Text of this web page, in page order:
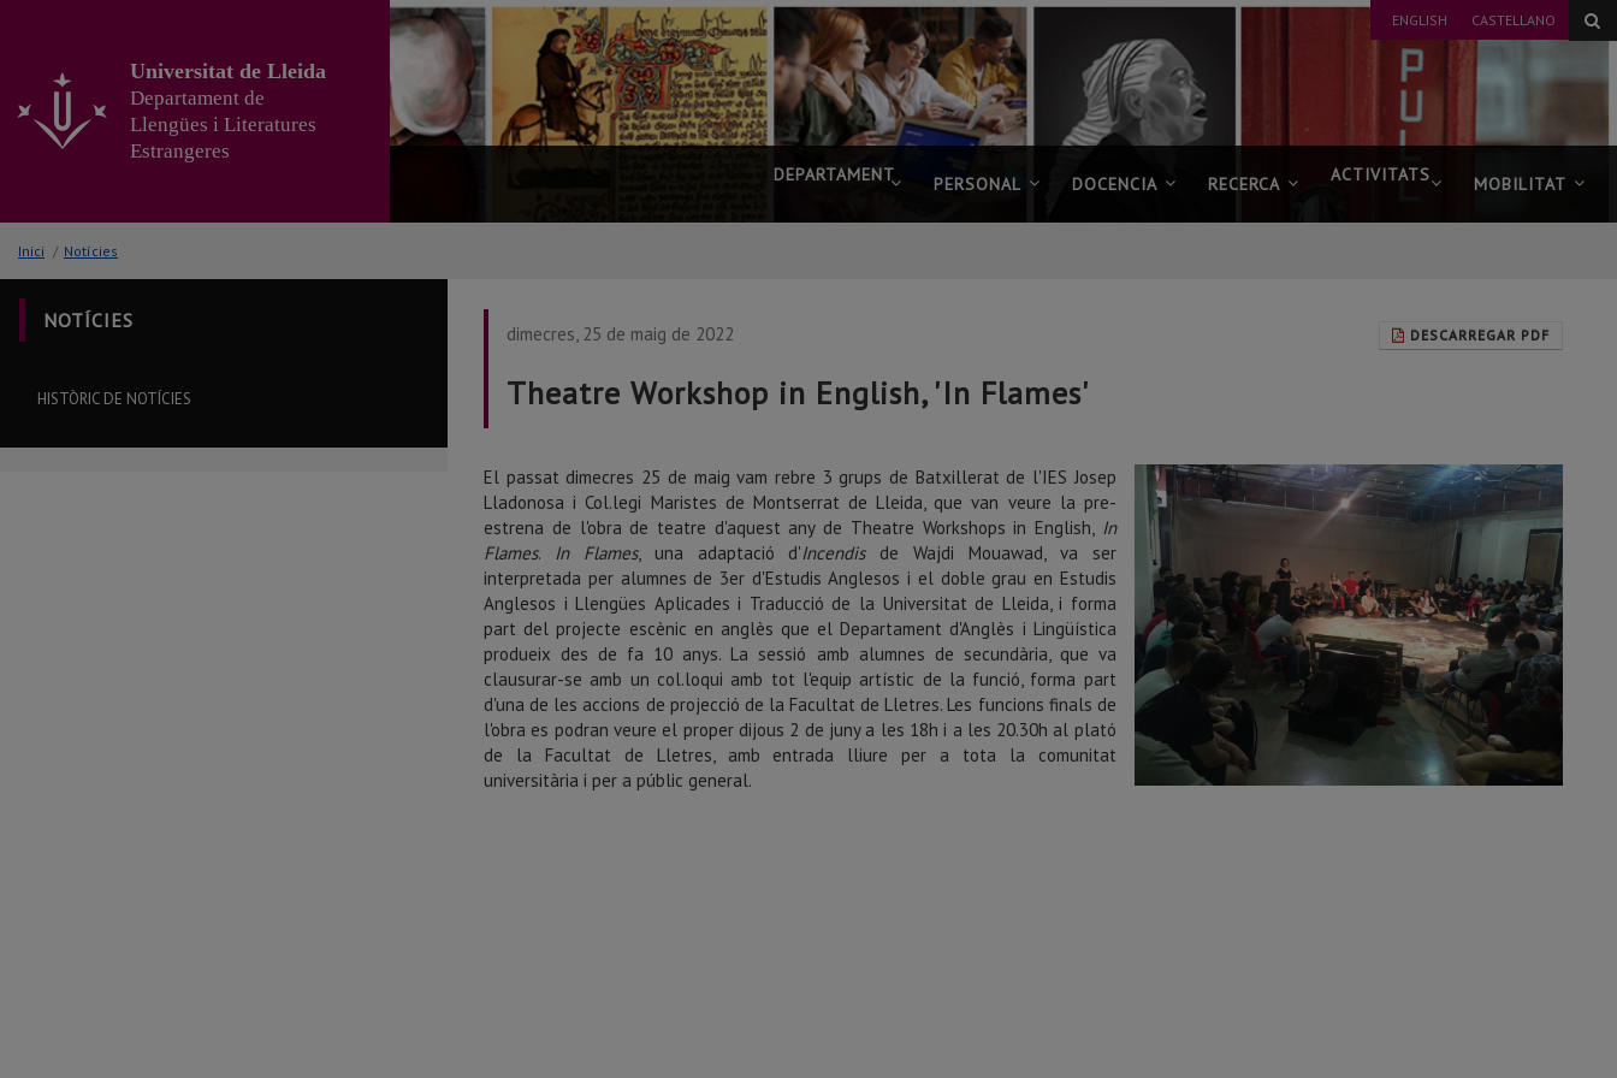
principal
ENGLISH CASTELLANO
Universitat de Lleida
Departament de
Llengües i Literatures
Estrangeres
DEPARTAMENT PERSONAL DOCENCIA RECERCA ACTIVITATS MOBILITAT
Inici / Notícies
NOTÍCIES
HISTÒRIC DE NOTÍCIES
DESCARREGAR PDF
dimecres, 25 de maig de 2022
Theatre Workshop in English, 'In Flames'
El passat dimecres 25 de maig vam rebre 3 grups de Batxillerat de l'IES Josep
Lladonosa i Col.legi Maristes de Montserrat de Lleida, que van veure la pre-
estrena de l'obra de teatre d'aquest any de Theatre Workshops in English, In
Flames. In Flames, una adaptació d'Incendisde Wajdi Mouawad, va ser
interpretada per alumnes de 3er d'Estudis Anglesos i el doble grau en Estudis
Anglesos i Llengües Aplicades i Traducció de la Universitat de Lleida, i forma
part del projecte escènic en anglès que el Departament d'Anglès i Lingüística
produeix des de fa 10 anys. La sessió amb alumnes de secundària, que va
clausurar-se amb un col.loqui amb tot l'equip artístic de la funció, forma part
d'una de les accions de projecció de la Facultat de Lletres. Les funcions finals de
l'obra es podran veure el proper dijous 2 de juny a les 18h i a les 20.30h al plató
de la Facultat de Lletres, amb entrada lliure per a tota la comunitat
universitària i per a públic general.